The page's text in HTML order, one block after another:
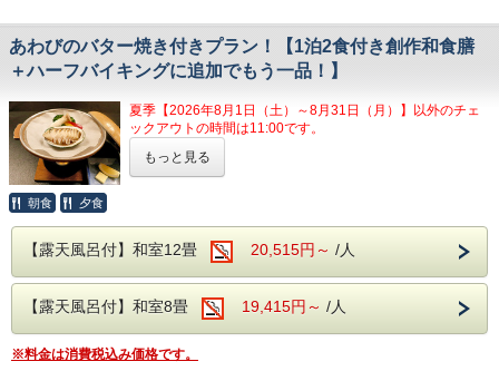
けます。
朝食はバイキングスタイルでご提供いたしま
す。
【大浴場】
見る角度により表情を変えるのが魅力とな
り、風情溢れる当館の魅力の1つとなりま
す。
温泉は、ブドウ園から湧いた石和温泉。
アルカリ性のトロトロした湯が特徴で、クレ
創作和食膳は、季節に合った旬の食材を使用
したお料理の数々をお楽しみいただけます。
うとうや、寿司、天ぷら、揚げ物、焼き物、
ご飯、味噌汁、サラダなど様々な種類をご用
意しております。
ご夕食時はアルコールも含め飲み放題無料!!
生ビール・焼酎・日本酒・ワイン・ソフトド
リンク等のお飲み物をご自由にお飲みいただ
けます。
朝食はバイキングスタイルでご提供いたしま
す。
このプランは大人の方のみになります。
お子様で甲州牛ステーキをご注文になりたい場合は、直接宿
にご連絡ください。
●お食事●
ご夕食時には創作和食膳＋約20種のハーフバイキングメニ
ューをご用意。
創作和食膳は、季節に合った旬の食材を使用したお料理の
数々をお楽しみいただけます。
み物をご自由にお飲みいただけます。
●温泉のご紹介●
大浴場の入り口手前には、浮舞台「三条夫人」がございま
す。
見る角度により表情を変えるのが魅力となり、風情溢れる当
館の魅力の1つとなります。
温泉は、ブドウ園から湧いた石和温泉。
あわびのバター焼き付きプラン！【1泊2食付き創作和食膳
＋ハーフバイキングに追加でもう一品！】
夏季【2026年8月1日（土）～8月31日（月）】以外のチェ
ックアウトの時間は11:00です。
ちょっと贅沢に、あわびのバター焼きを
トになった、別注料理付きプランとなります。
ぜひあわびのバター焼きをお得に味わってみてはいかがでし
お子様であわびのバター焼きをご注文になりたい場合は、宿
もっと見る
朝食 夕食
【露天風呂付】和室12畳 20,515円～ /人
【露天風呂付】和室8畳 19,415円～ /人
※料金は消費税込み価格です。